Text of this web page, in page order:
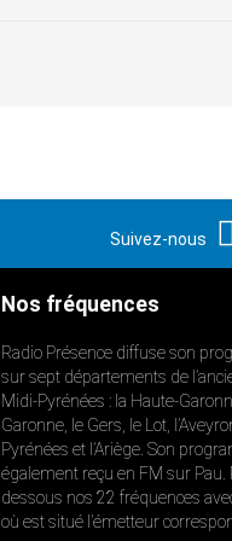
Suivez-nous
Nos fréquences
Radio Présence diffuse son
sur sept départements de
Midi-Pyrénées : la Haute-
Garonne, le Gers, le Lot,
Pyrénées et l’Ariège. Son
également reçu en FM sur Pau.
dessous nos 22 fréquences
où est situé l’émetteur